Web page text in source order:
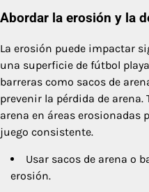
Abordar la erosión y la
La erosión puede impactar
una superficie de fútbol
barreras como sacos de
prevenir la pérdida de arena.
arena en áreas erosionadas
juego consistente.
Usar sacos de arena o
erosión.